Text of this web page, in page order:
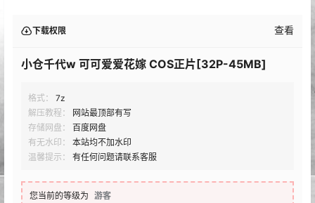
下载权限 查看
小仓千代w 可可爱爱花嫁 COS正片[32P-45MB]
格式：
7z
解压教程：
网站最顶部有写
存储网盘：
百度网盘
有无水印：
本站均不加水印
温馨提示：
有任何问题请联系客服
您当前的等级为 游客